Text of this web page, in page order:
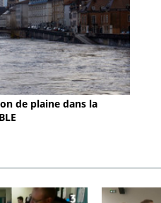
de plaine dans la